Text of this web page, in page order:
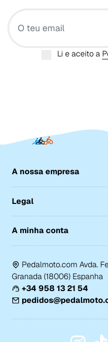
Li e aceito a
A nossa empresa
Legal
A minha conta
Pedalmoto.com Avda.
Granada (18006) Espanha
+34 958 13 21 54